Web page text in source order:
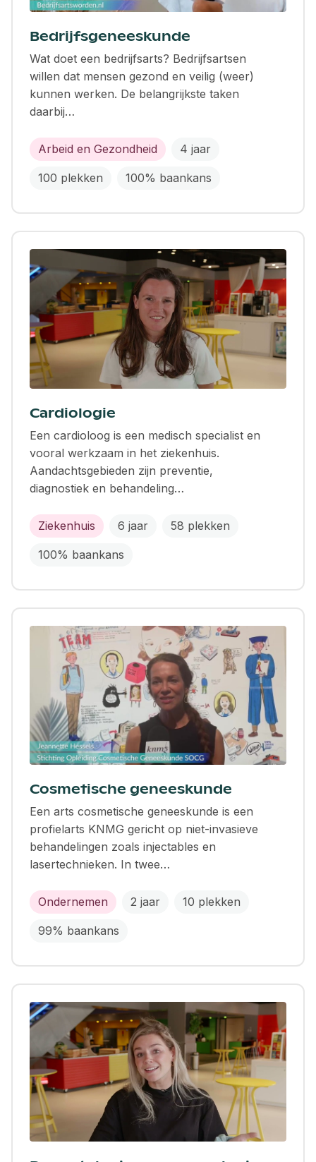
Bedrijfsgeneeskunde
Wat doet een bedrijfsarts? Bedrijfsartsen
willen dat mensen gezond en veilig (weer)
kunnen werken. De belangrijkste taken
daarbij…
Arbeid en Gezondheid 4 jaar
100 plekken 100% baankans
Cardiologie
Een cardioloog is een medisch specialist en
vooral werkzaam in het ziekenhuis.
Aandachtsgebieden zijn preventie,
diagnostiek en behandeling…
Ziekenhuis 6 jaar 58 plekken
100% baankans
Cosmetische geneeskunde
Een arts cosmetische geneeskunde is een
profielarts KNMG gericht op niet-invasieve
behandelingen zoals injectables en
lasertechnieken. In twee…
Ondernemen 2 jaar 10 plekken
99% baankans